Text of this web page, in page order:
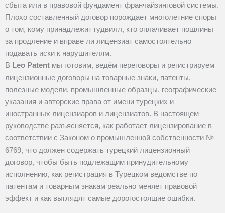
сбыта или в правовой фундамент франчайзинговой системы.
Плохо составленный договор порождает многолетние споры
о том, кому принадлежит гудвилл, кто оплачивает пошлины
за продление и вправе ли лицензиат самостоятельно
подавать иски к нарушителям.
В Leo Patent мы готовим, ведём переговоры и регистрируем
лицензионные договоры на товарные знаки, патенты,
полезные модели, промышленные образцы, географические
указания и авторские права от имени турецких и
иностранных лицензиаров и лицензиатов. В настоящем
руководстве разъясняется, как работает лицензирование в
соответствии с Законом о промышленной собственности №
6769, что должен содержать турецкий лицензионный
договор, чтобы быть подлежащим принудительному
исполнению, как регистрация в Турецком ведомстве по
патентам и товарным знакам реально меняет правовой
эффект и как выглядят самые дорогостоящие ошибки.